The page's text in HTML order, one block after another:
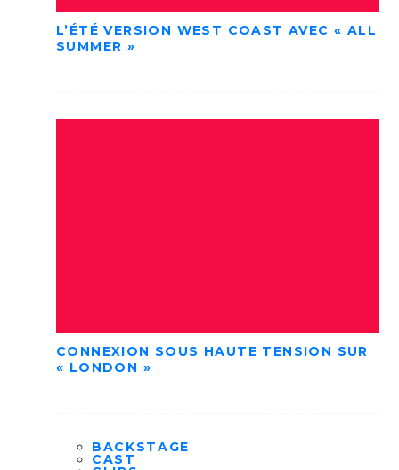
L’ÉTÉ VERSION WEST COAST AVEC « ALL
SUMMER »
CONNEXION SOUS HAUTE TENSION SUR
« LONDON »
BACKSTAGE
CAST